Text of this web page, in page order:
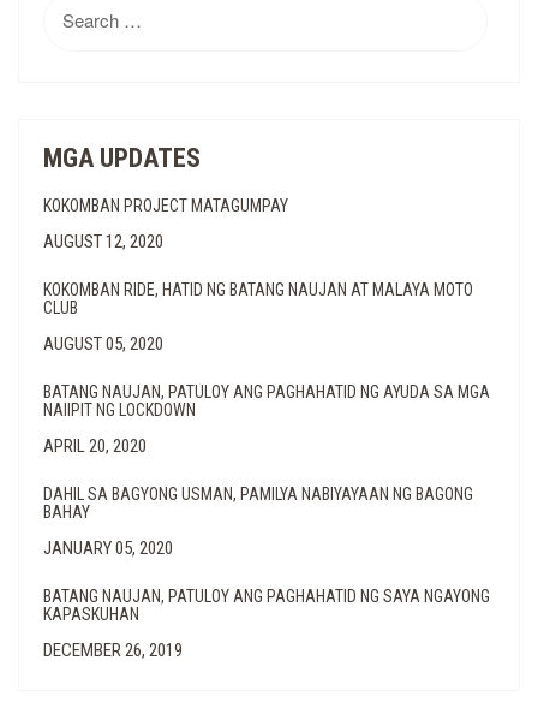
for:
MGA UPDATES
KOKOMBAN PROJECT MATAGUMPAY
AUGUST 12, 2020
KOKOMBAN RIDE, HATID NG BATANG NAUJAN AT MALAYA MOTO
CLUB
AUGUST 05, 2020
BATANG NAUJAN, PATULOY ANG PAGHAHATID NG AYUDA SA MGA
NAIIPIT NG LOCKDOWN
APRIL 20, 2020
DAHIL SA BAGYONG USMAN, PAMILYA NABIYAYAAN NG BAGONG
BAHAY
JANUARY 05, 2020
BATANG NAUJAN, PATULOY ANG PAGHAHATID NG SAYA NGAYONG
KAPASKUHAN
DECEMBER 26, 2019